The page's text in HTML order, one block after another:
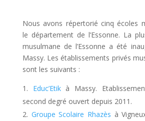
Nous avons répertorié cinq écoles
le département de l’Essonne. La
musulmane de l’Essonne a été
Massy. Les établissements privés
sont les suivants :
Educ’Etikà Massy.
second degré ouvert depuis 2011.
Groupe Scolaire Rhazès à